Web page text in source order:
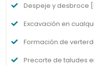
Despeje y desbroce
Excavación en
Formación de
Precorte de taludes